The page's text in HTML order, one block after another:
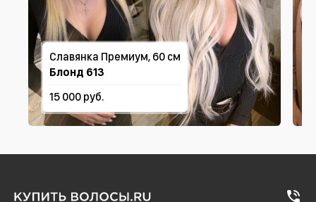
Славянка Премиум, 60 см
Блонд 613
15 000 руб.